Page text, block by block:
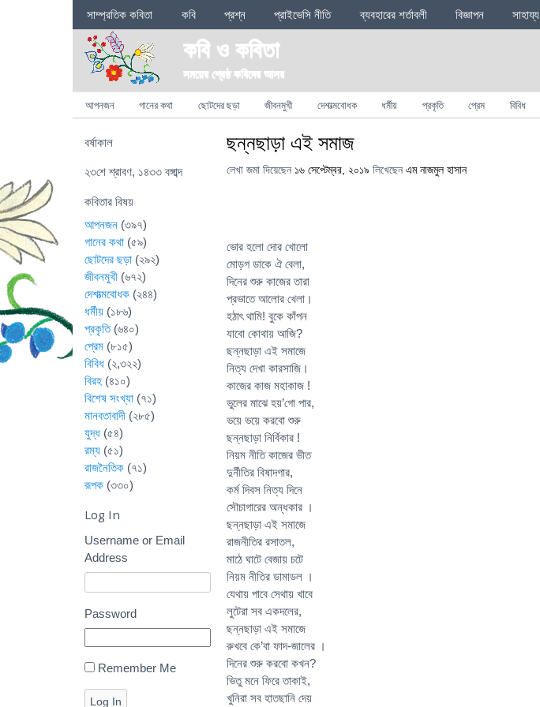
Sections
সাম্প্রতিক কবিতা কবি প্রশ্ন প্রাইভেসি নীতি ব্যবহারের শর্তাবলী বিজ্ঞাপন সাহায্য
কবি ও কবিতা
সময়ের শ্রেষ্ঠ কবিদের আসর
Categories
আপনজন গানের কথা ছোটদের ছড়া জীবনমুখী দেশাত্মবোধক ধর্মীয় প্রকৃতি প্রেম বিবিধ
ছন্নছাড়া এই সমাজ
লেখা জমা দিয়েছেন ১৬ সেপ্টেম্বর, ২০১৯ লিখেছেন এম নাজমুল হাসান
ভোর হলো দোর খোলো
মোড়গ ডাকে ঐ বেলা,
দিনের শুরু কাজের তারা
প্রভাতে আলোর খেলা।
হঠাৎ থামি! বুকে কাঁপন
যাবো কোথায় আজি?
ছন্নছাড়া এই সমাজে
নিত্য দেখা কারসাজি।
কাজের কাজ মহাকাজ !
ভুলের মাঝে হয়’গো পার,
ভয়ে ভয়ে করবো শুরু
ছন্নছাড়া নির্বিকার !
নিয়ম নীতি কাজের ভীত
দুর্নীতির বিষাদগার,
কর্ম দিবস নিত্য দিনে
সৌচাগারের অন্ধকার ।
ছন্নছাড়া এই সমাজে
রাজনীতির রসাতল,
মাঠে ঘাটে বেজায় চটে
নিয়ম নীতির ডামাডল ।
যেথায় পাবে সেথায় খাবে
লুটেরা সব একদলের,
ছন্নছাড়া এই সমাজে
রুখবে কে’বা ফাদ-জালের ।
দিনের শুরু করবো কখন?
ভিতু মনে ফিরে তাকাই,
খুনিরা সব হাতছানি দেয়
বর্ষাকাল
২৩শে শ্রাবণ, ১৪৩৩ বঙ্গাব্দ
কবিতার বিষয়
আপনজন (৩৯৭)
গানের কথা (৫৯)
ছোটদের ছড়া (২৯২)
জীবনমুখী (৬৭২)
দেশাত্মবোধক (২৪৪)
ধর্মীয় (১৮৬)
প্রকৃতি(৬৪০)
প্রেম (৮১৫)
বিবিধ (২,৩২২)
বিরহ (৪১০)
বিশেষ সংখ্যা (৭১)
মানবতাবাদী (২৮৫)
যুদ্ধ (৫৪)
রম্য (৫১)
রাজনৈতিক (৭১)
রূপক (৩৩০)
Log In
Username or Email
Address
Password
Remember Me
Log In